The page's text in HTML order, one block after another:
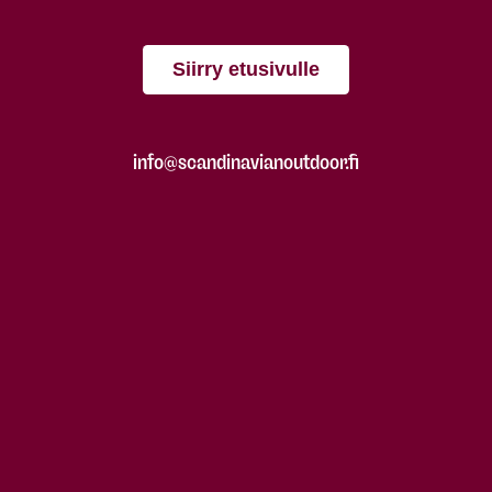
Siirry etusivulle
info@scandinavianoutdoor.fi